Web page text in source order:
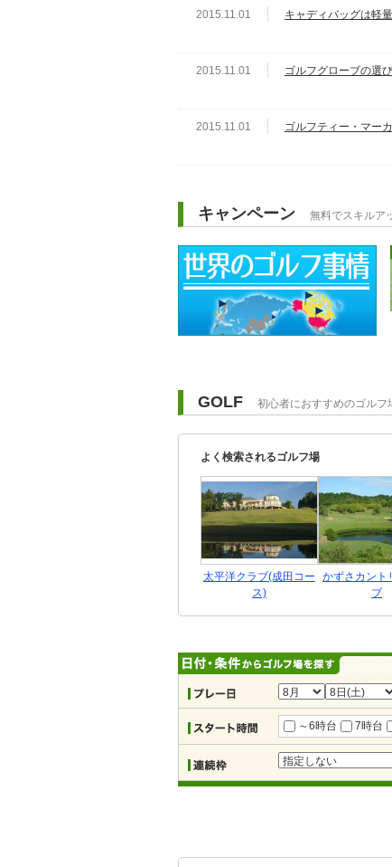
2015.11.01 キャディバッグは軽
2015.11.01 ゴルフグローブの選
2015.11.01 ゴルフティー・マー
キャンペーン 無料でスキルア
GOLF 初心者におすすめのゴルフ
よく検索されるゴルフ場
太平洋クラブ(成田コー
ス)
かずさカント
ブ
～6時台 7時台